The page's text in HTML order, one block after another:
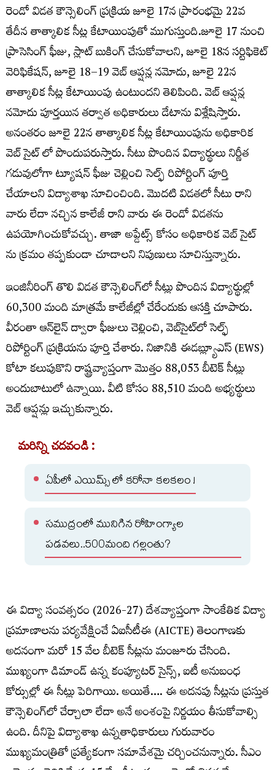
రెండో విడత కౌన్సెలింగ్ ప్రక్రియ జూలై 17న ప్రారంభమై 22వ
తేదీన తాత్కాలిక సీట్ల కేటాయింపుతో ముగుస్తుంది.జూలై 17 నుంచి
ప్రాసెసింగ్ ఫీజు, స్లాట్ బుకింగ్ చేసుకోవాలని, జూలై 18న సర్టిఫికెట్
వెరిఫికేషన్, జూలై 18–19 వెబ్ ఆప్షన్ల నమోదు, జూలై 22న
తాత్కాలిక సీట్ల కేటాయింపు ఉంటుందని తెలిపింది. వెబ్ ఆప్షన్ల
నమోదు పూర్తయిన తర్వాత అధికారులు డేటాను విశ్లేషిస్తారు.
అనంతరం జూలై 22న తాత్కాలిక సీట్ల కేటాయింపును అధికారిక
వెబ్ సైట్ లో పొందుపరుస్తారు. సీటు పొందిన విద్యార్థులు నిర్ణీత
గడువులోగా ట్యూషన్ ఫీజు చెల్లించి సెల్ఫ్ రిపోర్టింగ్ పూర్తి
చేయాలని విద్యాశాఖ సూచించింది. మొదటి విడతలో సీటు రాని
వారు లేదా నచ్చిన కాలేజీ రాని వారు ఈ రెండో విడతను
ఉపయోగించుకోవచ్చు. తాజా అప్డేట్స్ కోసం అధికారిక వెబ్ సైట్
ను క్రమం తప్పకుండా చూడాలని నిపుణులు సూచిస్తున్నారు.
ఇంజినీరింగ్‌ తొలి విడత కౌన్సెలింగ్‌లో సీట్లు పొందిన విద్యార్థుల్లో
60,300 మంది మాత్రమే కాలేజీల్లో చేరేందుకు ఆసక్తి చూపారు.
వీరంతా ఆన్‌లైన్ ద్వారా ఫీజులు చెల్లించి, వెబ్‌సైట్‌లో సెల్ఫ్‌
రిపోర్టింగ్‌ ప్రక్రియను పూర్తి చేశారు. నిజానికి ఈడబ్ల్యూఎస్ (EWS)
కోటా కలుపుకొని రాష్ట్రవ్యాప్తంగా మొత్తం 88,053 బీటెక్ సీట్లు
అందుబాటులో ఉన్నాయి. వీటి కోసం 88,510 మంది అభ్యర్థులు
వెబ్‌ ఆప్షన్లు ఇచ్చుకున్నారు.
మరిన్ని చదవండి :
ఏపీలో ఎయిమ్స్ లో కరోనా కలకలం !
సముద్రంలో మునిగిన రోహింగ్యాల
పడవలు..500మంది గల్లంతు?
ఈ విద్యా సంవత్సరం (2026-27) దేశవ్యాప్తంగా సాంకేతిక విద్యా
ప్రమాణాలను పర్యవేక్షించే ఏఐసీటీఈ (AICTE) తెలంగాణకు
అదనంగా మరో 15 వేల బీటెక్‌ సీట్లను మంజూరు చేసింది.
ముఖ్యంగా డిమాండ్ ఉన్న కంప్యూటర్ సైన్స్, ఐటీ అనుబంధ
కోర్సుల్లో ఈ సీట్లు పెరిగాయి. అయితే…. ఈ అదనపు సీట్లను ప్రస్తుత
కౌన్సెలింగ్‌లో చేర్చాలా లేదా అనే అంశంపై నిర్ణయం తీసుకోవాల్సి
ఉంది. దీనిపై విద్యాశాఖ ఉన్నతాధికారులు గురువారం
ముఖ్యమంత్రితో ప్రత్యేకంగా సమావేశమై చర్చించనున్నారు. సీఎం